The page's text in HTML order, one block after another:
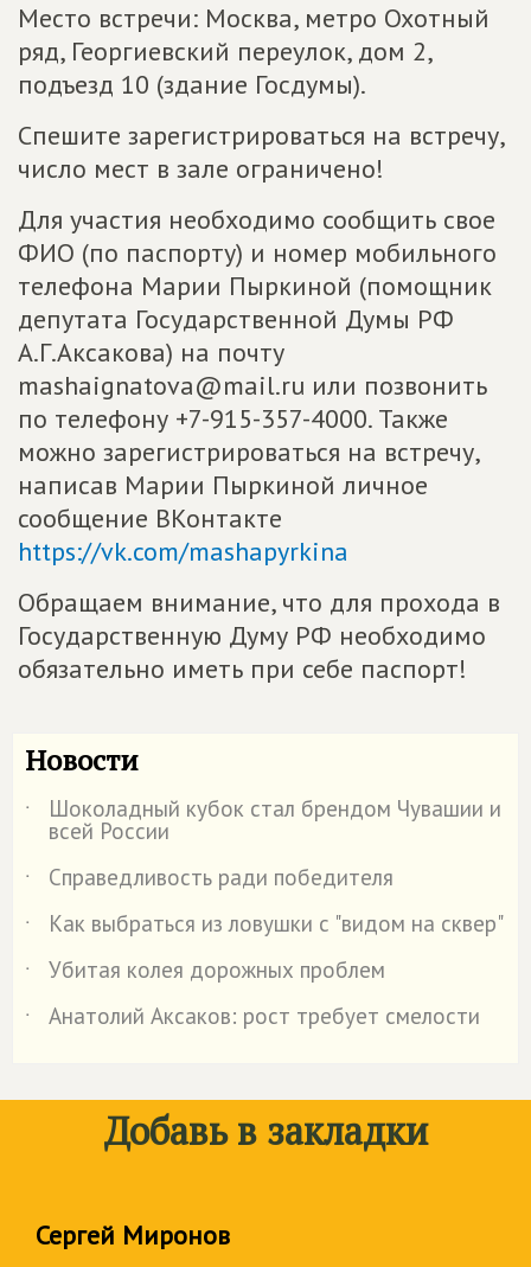
Место встречи: Москва, метро Охотный
ряд, Георгиевский переулок, дом 2,
подъезд 10 (здание Госдумы).
Спешите зарегистрироваться на встречу,
число мест в зале ограничено!
Для участия необходимо сообщить свое
ФИО (по паспорту) и номер мобильного
телефона Марии Пыркиной (помощник
депутата Государственной Думы РФ
А.Г.Аксакова) на почту
mashaignatova@mail.ru или позвонить
по телефону +7-915-357-4000. Также
можно зарегистрироваться на встречу,
написав Марии Пыркиной личное
сообщение ВКонтакте
https://vk.com/mashapyrkina
Обращаем внимание, что для прохода в
Государственную Думу РФ необходимо
обязательно иметь при себе паспорт!
Новости
˙ Шоколадный кубок стал брендом Чувашии и
всей России
˙
Справедливость ради победителя
˙
Как выбраться из ловушки с "видом на сквер"
˙
Убитая колея дорожных проблем
˙
Анатолий Аксаков: рост требует смелости
Добавь в закладки
Сергей Миронов